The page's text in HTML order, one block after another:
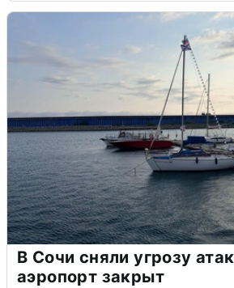
В Сочи сняли угрозу
аэропорт закрыт